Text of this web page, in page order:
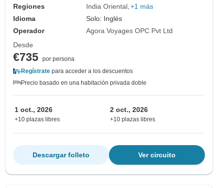
Regiones
India Oriental +1 más
Idioma
Solo: Inglés
Operador
Agora Voyages OPC Pvt Ltd
Desde
€735 por persona
Regístrate para acceder a los descuentos
Precio basado en una habitación privada doble
1 oct., 2026
+10 plazas libres
2 oct., 2026
+10 plazas libres
Ver circuito
Descargar folleto